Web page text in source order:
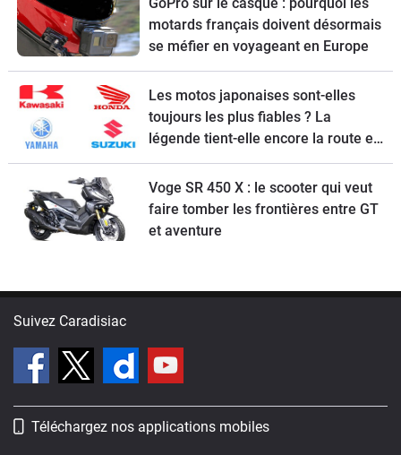
motards français doivent désormais
se méfier en voyageant en Europe
Les motos japonaises sont-elles
toujours les plus fiables ? La
légende tient-elle encore la route en
2026 ?
Voge SR 450 X : le scooter qui veut
faire tomber les frontières entre GT
et aventure
Suivez Caradisiac
Téléchargez nos applications mobiles